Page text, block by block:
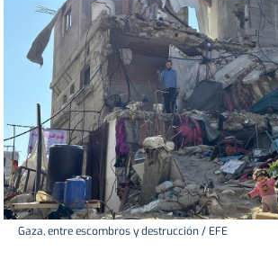
Gaza, entre escombros y destrucción / EFE